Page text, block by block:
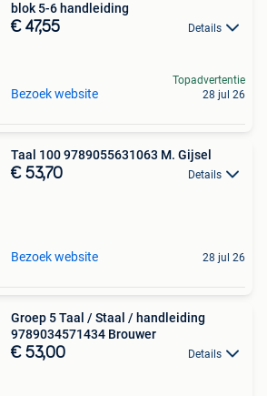
blok 5-6 handleiding
€ 47,55 Details
Bezoek website
Topadvertentie
28 jul 26
Taal 100 9789055631063 M. Gijsel
€ 53,70 Details
Bezoek website 28 jul 26
Groep 5 Taal / Staal / handleiding
9789034571434 Brouwer
€ 53,00 Details